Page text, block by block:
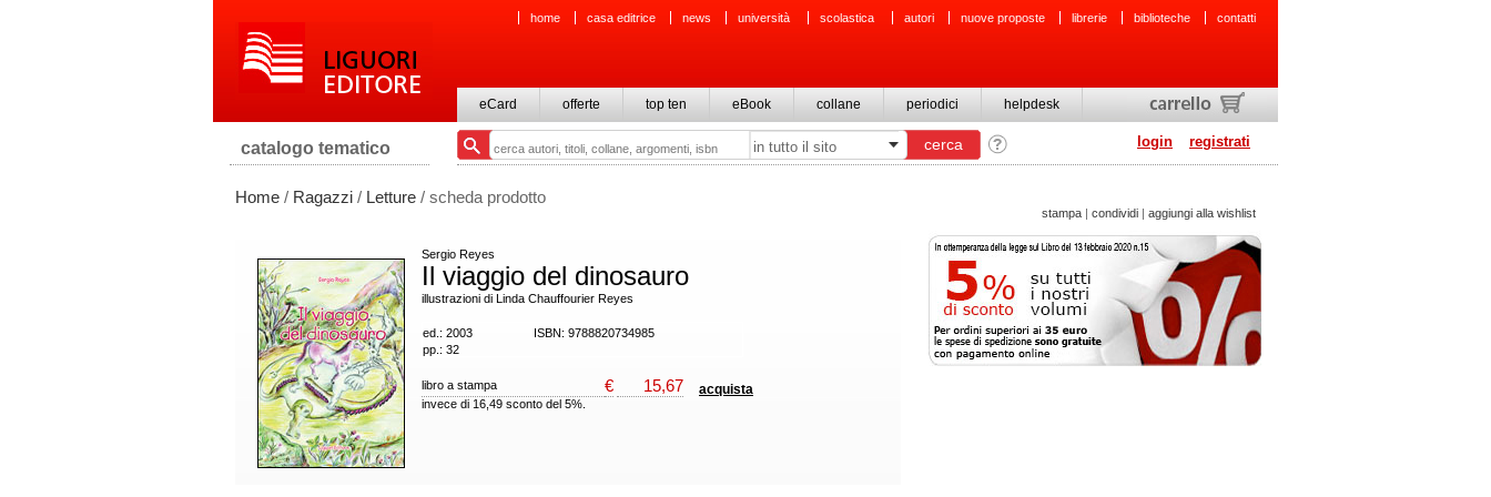
home casa editrice news università scolastica autori nuove proposte librerie biblioteche contatti
eCard offerte top ten eBook collane periodici helpdesk
login registrati
catalogo tematico
Home / Ragazzi / Letture / scheda prodotto
stampa | condividi | aggiungi alla wishlist
Sergio Reyes
Il viaggio del dinosauro
illustrazioni di Linda Chauffourier Reyes
ed.: 2003
ISBN: 9788820734985
pp.: 32
libro a stampa € 15,67 acquista
invece di 16,49 sconto del 5%.